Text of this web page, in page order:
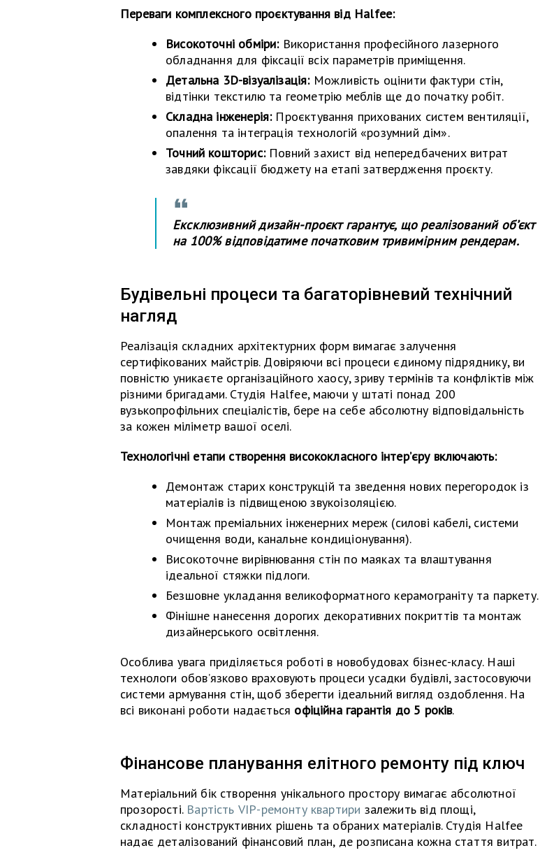
Переваги комплексного проєктування від Halfee:
Високоточні обміри:Використання професійного лазерного
обладнання для фіксації всіх параметрів приміщення.
Детальна 3D-візуалізація:Можливість оцінити фактури стін,
відтінки текстилю та геометрію меблів ще до початку робіт.
Складна інженерія:Проєктування прихованих систем вентиляції,
опалення та інтеграція технологій «розумний дім».
Точний кошторис:Повний захист від непередбачених витрат
завдяки фіксації бюджету на етапі затвердження проєкту.
Ексклюзивний дизайн-проєкт гарантує, що реалізований об’єкт
на 100% відповідатиме початковим тривимірним рендерам.
Будівельні процеси та багаторівневий технічний
нагляд
Реалізація складних архітектурних форм вимагає залучення
сертифікованих майстрів. Довіряючи всі процеси єдиному підряднику, ви
повністю уникаєте організаційного хаосу, зриву термінів та конфліктів між
різними бригадами. Студія Halfee, маючи у штаті понад 200
вузькопрофільних спеціалістів, бере на себе абсолютну відповідальність
за кожен міліметр вашої оселі.
Технологічні етапи створення висококласного інтер’єру включають:
Демонтаж старих конструкцій та зведення нових перегородок із
матеріалів із підвищеною звукоізоляцією.
Монтаж преміальних інженерних мереж (силові кабелі, системи
очищення води, канальне кондиціонування).
Високоточне вирівнювання стін по маяках та влаштування
ідеальної стяжки підлоги.
Безшовне укладання великоформатного керамограніту та паркету.
Фінішне нанесення дорогих декоративних покриттів та монтаж
дизайнерського освітлення.
Особлива увага приділяється роботі в новобудовах бізнес-класу. Наші
технологи обов’язково враховують процеси усадки будівлі, застосовуючи
системи армування стін, щоб зберегти ідеальний вигляд оздоблення. На
всі виконані роботи надається офіційна гарантія до 5 років.
Фінансове планування елітного ремонту під ключ
Матеріальний бік створення унікального простору вимагає абсолютної
прозорості. Вартість VIP-ремонту квартири залежить від площі,
складності конструктивних рішень та обраних матеріалів. Студія Halfee
надає деталізований фінансовий план, де розписана кожна стаття витрат.